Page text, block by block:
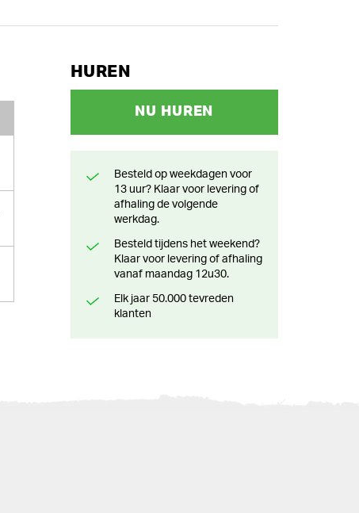
HUREN
NU HUREN
Besteld op weekdagen voor
13 uur? Klaar voor levering of
afhaling de volgende
werkdag.
Besteld tijdens het weekend?
Klaar voor levering of afhaling
vanaf maandag 12u30.
Elk jaar 50.000 tevreden
klanten